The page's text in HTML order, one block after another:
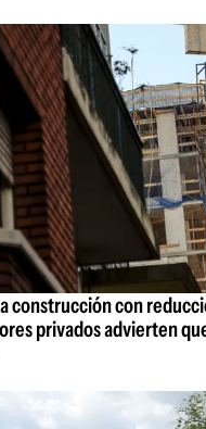
construcción con
privados advierten